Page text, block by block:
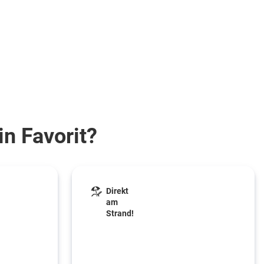
Favorit?
Direkt
am
Strand!